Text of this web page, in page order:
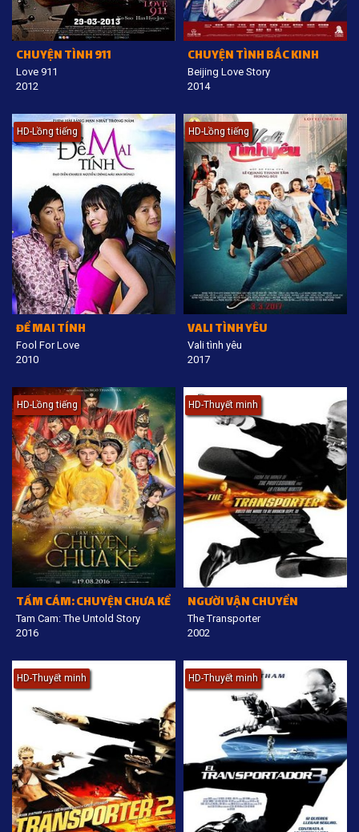
CHUYỆN TÌNH 911
Love 911
2012
CHUYỆN TÌNH BẮC KINH
Beijing Love Story
2014
HD-Lồng tiếng
ĐỂ MAI TÍNH
Fool For Love
2010
HD-Lồng tiếng
VALI TÌNH YÊU
Vali tình yêu
2017
HD-Lồng tiếng
TẤM CÁM: CHUYỆN CHƯA KỂ
Tam Cam: The Untold Story
2016
HD-Thuyết minh
NGƯỜI VẬN CHUYỂN
The Transporter
2002
HD-Thuyết minh HD-Thuyết minh